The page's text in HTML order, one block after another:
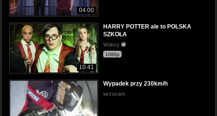
04:00
10:41
HARRY POTTER ale to POLSKA
SZKOŁA
Waksy
1080p
Wypadek przy 230km/h
wrzucam